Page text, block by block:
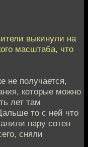
выкинули на
масштаба, что
не получается,
которые можно
лет там
то с ней что
пару сотен
сняли